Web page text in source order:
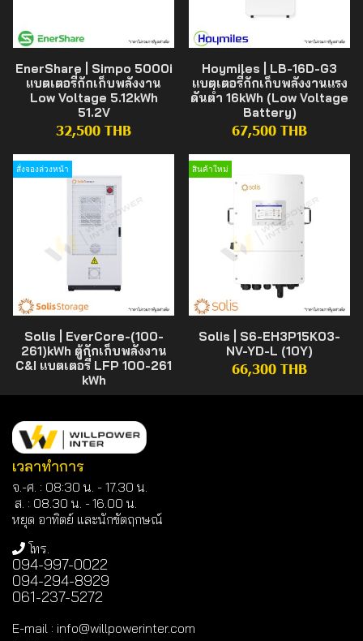
EnerShare | Simpo 5000i
แบตเตอรี่กักเก็บพลังงาน
Low Voltage 5.12kWh
51.2V
32,500 THB
Hoymiles | LB-16D-G3
แบตเตอรี่กักเก็บพลังงานแรง
ดันต่ำ 16kWh (Low Voltage
Battery)
67,500 THB
สั่งจองล่วงหน้า
Solis | EverCore-(100-
261)kWh ตู้กักเก็บพลังงาน
C&I แบตเตอรี่ LFP 100-261
kWh
สินค้าใหม่
Solis | S6-EH3P15K03-
NV-YD-L (10Y)
66,300 THB
เวลาทำการ
จ.-ศ. : 08:30 น. - 17.30 น.
ส. : 08.30 น. -16.00 น.
หยุด อาทิตย์ และนักขัตฤกษณ์
โทร.
094-997-0022
094-294-8929
061-237-5272
E-mail : info@willpowerinter.com